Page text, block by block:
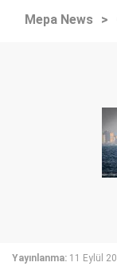
Mepa News >
Yayınlanma: 11 Eylül